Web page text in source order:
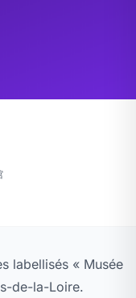
labellisés « Musée
de-la-Loire.